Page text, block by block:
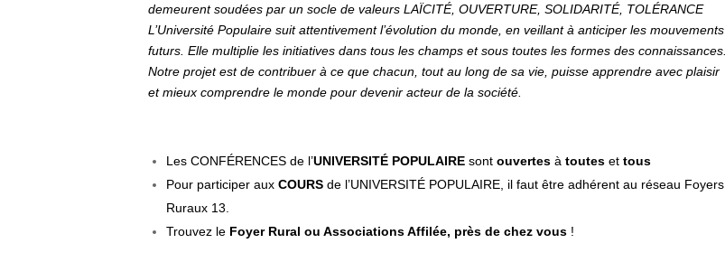
demeurent soudées par un socle de valeurs LAÏCITÉ, OUVERTURE, SOLIDARITÉ, TOLÉRANCE
L’Université Populaire suit attentivement l’évolution du monde, en veillant à anticiper les mouvements
futurs. Elle multiplie les initiatives dans tous les champs et sous toutes les formes des connaissances.
Notre projet est de contribuer à ce que chacun, tout au long de sa vie, puisse apprendre avec plaisir
et mieux comprendre le monde pour devenir acteur de la société.
Les CONFÉRENCES de l’UNIVERSITÉ POPULAIREsont ouvertesà touteset tous
Pour participer auxCOURS de l’UNIVERSITÉ POPULAIRE, il faut être adhérent au réseau Foyers
Ruraux 13.
Trouvez le Foyer Rural ou Associations Affilée, près de chez vous !